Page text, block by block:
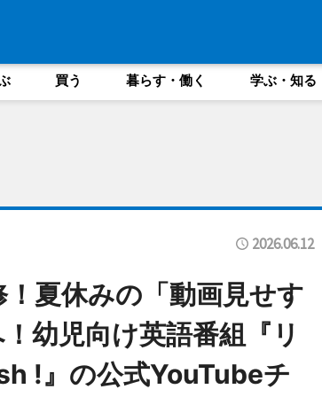
買う 暮らす・働く 学ぶ・知る
2026.06.12
夏休みの「動画見せす
幼児向け英語番組『リ
!』の公式YouTubeチ